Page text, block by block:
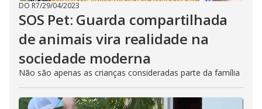
DO R7/29/04/2023
SOS Pet: Guarda compartilhada
de animais vira realidade na
sociedade moderna
Não são apenas as crianças consideradas parte da família